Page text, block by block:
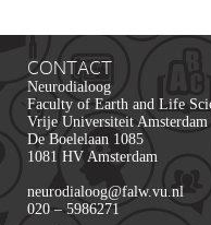
CONTACT
Neurodialoog
Faculty of Earth and Life
Vrije Universiteit Amsterdam
De Boelelaan 1085
1081 HV Amsterdam
neurodialoog@falw.vu.nl
020 – 5986271